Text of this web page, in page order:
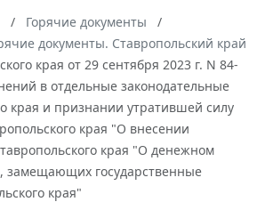
Горячие документы
документы. Ставропольский край
края от 29 сентября 2023 г. N 84-
в отдельные законодательные
края и признании утратившей силу
края "О внесении
края "О денежном
замещающих государственные
края"